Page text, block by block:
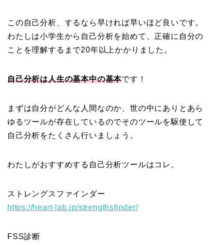
この自己分析、するなら早ければ早いほど良いです。
わたしは小学生から自己分析を始めて、正確に自分の
ことを理解するまで20年以上かかりました。
自己分析は人生の基本中の基本です！
まずは自分がどんな人間なのか、世の中にありとあら
ゆるツールが存在しているのでそのツールを駆使して
自己分析をたくさん行いましょう。
わたしがおすすめする自己分析ツールはコレ。
ストレングスファインダー
https://heart-lab.jp/strengthsfinder/
FSS診断